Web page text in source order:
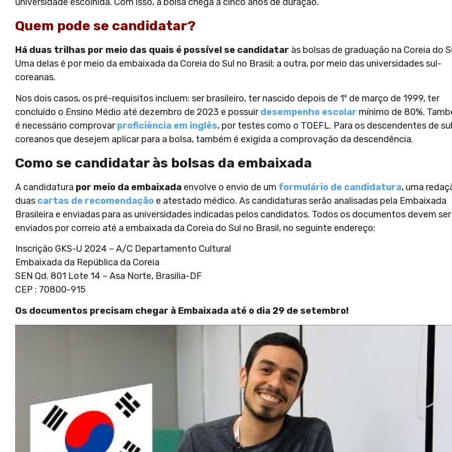
Quem pode se candidatar?
Há duas trilhas por meio das quais é possível se candidatar às bolsas de graduação na Coreia do
Uma delas é por meio da embaixada da Coreia do Sul no Brasil; a outra, por meio das universidades sul-
coreanas.
Nos dois casos, os pré-requisitos incluem: ser brasileiro, ter nascido depois de 1º de março de 1999, ter
concluído o Ensino Médio até dezembro de 2023 e possuirdesempenho escolar mínimo de 80%.
é necessário comprovarproficiência em inglês, por testes como o TOEFL. Para os descendentes de
coreanos que desejem aplicar para a bolsa, também é exigida a comprovação da descendência.
Como se candidatar às bolsas da embaixada
A candidatura por meio da embaixada envolve o envio de um formulário de candidatura, uma
duas cartas de recomendação e atestado médico. As candidaturas serão analisadas pela Embaixada
Brasileira e enviadas para as universidades indicadas pelos candidatos. Todos os documentos devem ser
enviados por correio até a embaixada da Coreia do Sul no Brasil, no seguinte endereço:
Inscrição GKS-U 2024 – A/C Departamento Cultural
Embaixada da República da Coreia
SEN Qd. 801 Lote 14 – Asa Norte, Brasilia-DF
CEP : 70800-915
Os documentos precisam chegar à Embaixada até o dia 29 de setembro!